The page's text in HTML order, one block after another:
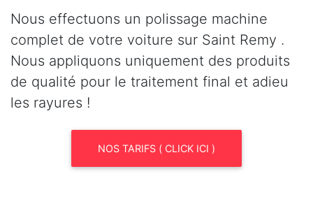
Nous effectuons un polissage machine
complet de votre voiture sur Saint Remy .
Nous appliquons uniquement des produits
de qualité pour le traitement final et adieu
les rayures !
NOS TARIFS ( CLICK ICI )